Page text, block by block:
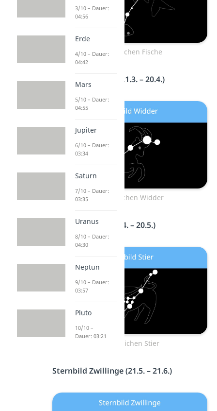
Sternzeichen Fische
Sternbild Widder (21.3. – 20.4.)
Sternzeichen Widder
Sternbild Stier (21.4. – 20.5.)
Sternzeichen Stier
Sternbild Zwillinge (21.5. – 21.6.)
3/10 – Dauer:
04:56
Erde
4/10 – Dauer:
04:42
Mars
5/10 – Dauer:
04:55
Jupiter
6/10 – Dauer:
03:34
Saturn
7/10 – Dauer:
03:35
Uranus
8/10 – Dauer:
04:30
Neptun
9/10 – Dauer:
03:57
Pluto
10/10 –
Dauer: 03:21